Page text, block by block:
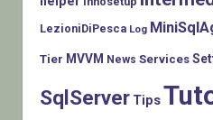
LezioniDiPesca Log
Tier MVVM News Services
SqlServer Tips